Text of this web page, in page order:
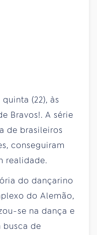
(22), às
Bravos!. A série
de brasileiros
conseguiram
realidade.
do dançarino
do Alemão,
se na dança e
busca de